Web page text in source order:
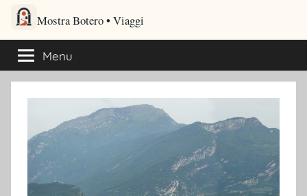
Salta
contenuto
Mostra Botero – Viaggi
Viaggi culturali e itinerari turistici per gli amanti dei viaggi
Menu